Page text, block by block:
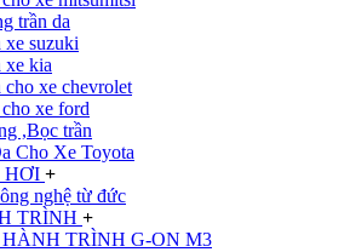
trần da
xe suzuki
xe kia
cho xe chevrolet
xe ford
,Bọc trần
Cho Xe Toyota
HƠI +
nghệ từ đức
TRÌNH +
TRÌNH G-ON M3